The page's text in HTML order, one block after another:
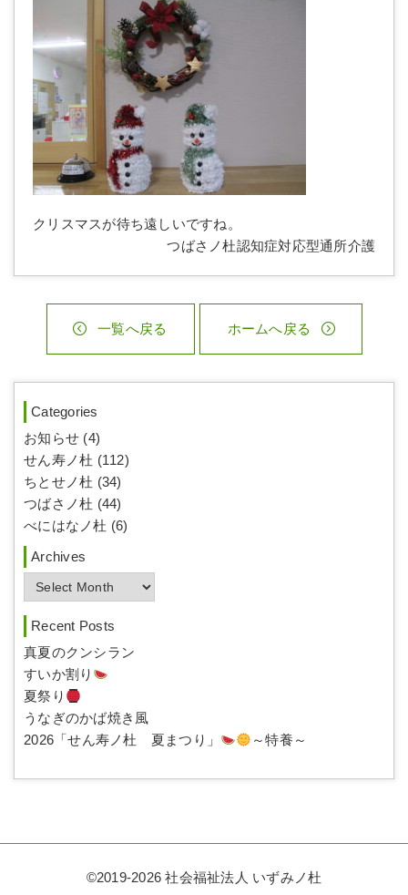
クリスマスが待ち遠しいですね。
つばさノ杜認知症対応型通所介護
一覧へ戻る ホームへ戻る
Categories
お知らせ (4)
せん寿ノ杜 (112)
ちとせノ杜 (34)
つばさノ杜 (44)
べにはなノ杜 (6)
Archives
r
h
i
v
e
s
Recent Posts
真夏のクンシラン
すいか割り
夏祭り
うなぎのかば焼き風
2026「せん寿ノ杜 夏まつり」
～特養～
©2019-2026 社会福祉法人 いずみノ杜